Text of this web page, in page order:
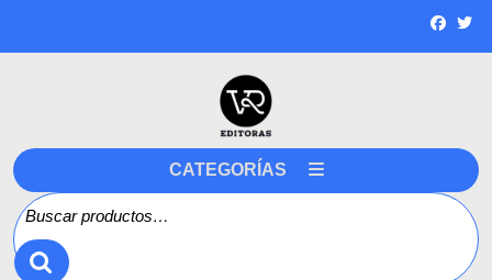
contenido
CATEGORÍAS
Buscar por: